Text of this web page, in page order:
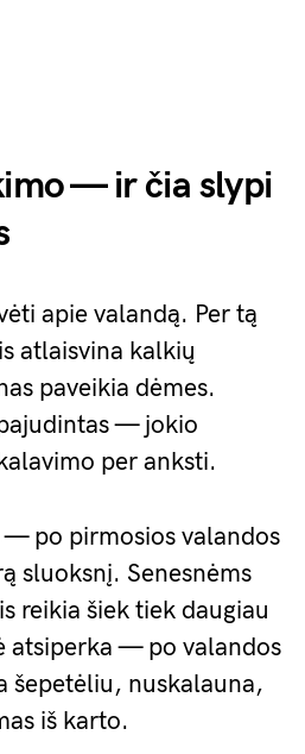
— ir čia slypi
apie valandą. Per tą
atlaisvina kalkių
paveikia dėmes.
— jokio
per anksti.
— po pirmosios valandos
sluoksnį. Senesnėms
reikia šiek tiek daugiau
atsiperka — po valandos
šepetėliu, nuskalauna,
iš karto.